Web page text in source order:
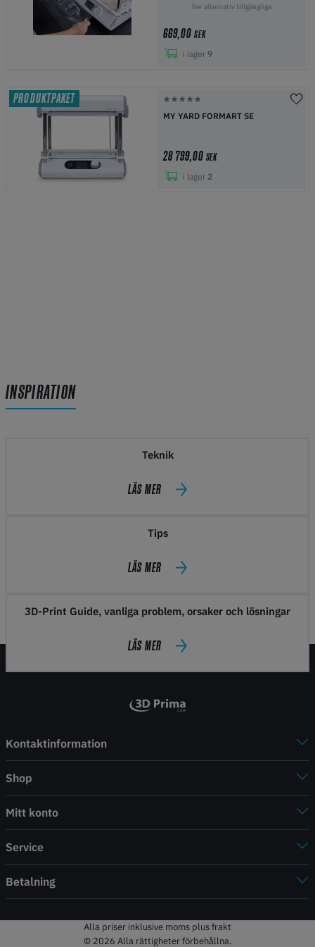
fler alternativ tillgängliga
669,00 SEK
i lager 9
PRODUKTPAKET
MY YARD FORMART SE
28 799,00 SEK
i lager 2
INSPIRATION
Teknik
LÄS MER
Tips
LÄS MER
3D-Print Guide, vanliga problem, orsaker och lösningar
LÄS MER
Kontaktinformation
Shop
Mitt konto
Service
Betalning
Alla priser inklusive moms plus frakt
© 2026 Alla rättigheter förbehållna.